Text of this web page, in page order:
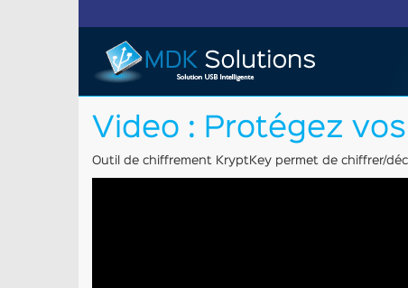
Video : Protégez
Outil de chiffrement KryptKey permet de chiffrer/